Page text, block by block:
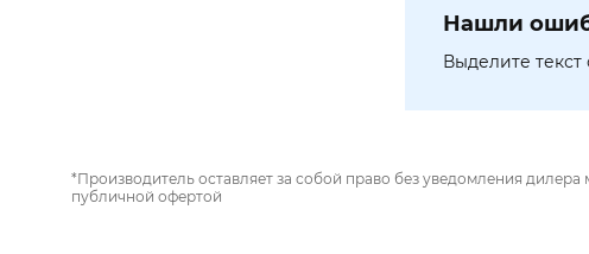
Нашли
Выделите
*Производитель оставляет за собой право без уведомления
публичной офертой